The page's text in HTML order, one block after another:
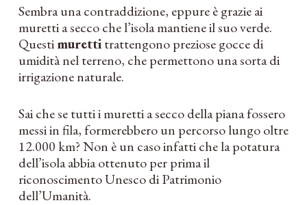
Sembra una contraddizione, eppure è grazie ai
muretti a secco che l’isola mantiene il suo verde.
Questimurettitrattengono preziose gocce di
umidità nel terreno, che permettono una sorta di
irrigazione naturale.
Sai che se tutti i muretti a secco della piana fossero
messi in fila, formerebbero un percorso lungo oltre
12.000 km? Non è un caso infatti che la potatura
dell’isola abbia ottenuto per prima il
riconoscimento Unesco di Patrimonio
dell’Umanità.